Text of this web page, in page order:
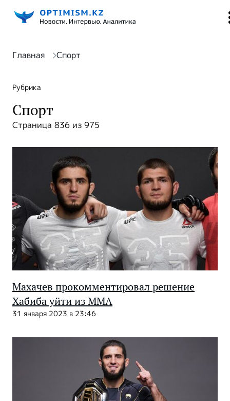
Главная Спорт
Рубрика
Спорт
Страница 836 из 975
Махачев прокомментировал решение
Хабиба уйти из ММА
31 января 2023 в 23:46